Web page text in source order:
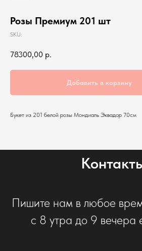
Розы Премиум 201 шт
SKU:
78300,00 р.
Добавить в корзину
Букет из 201 белой розы Мондиаль Эквадор 70см
Пишите нам в любое
с 8 утра до 9 вечера